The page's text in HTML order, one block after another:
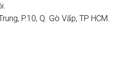
P.10, Q. Gò Vấp, TP HCM.